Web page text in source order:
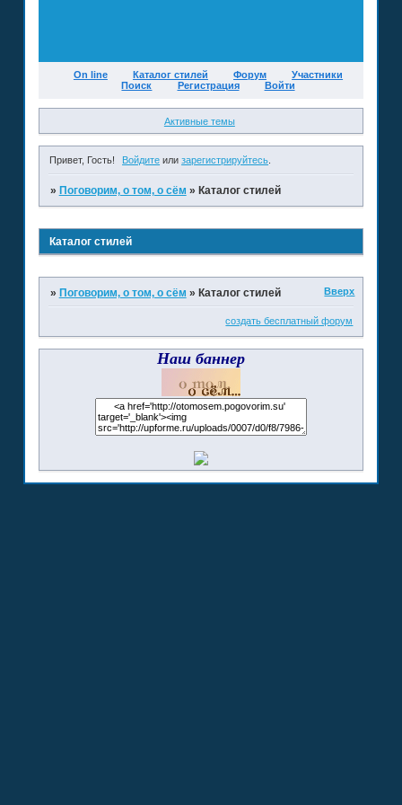
On line Каталог стилей Форум
Участники
Поиск
Регистрация Войти
Активные темы
Привет, Гость! Войдите илизарегистрируйтесь
» Поговорим, о том, о сём » Каталог стилей
Каталог стилей
» Поговорим, о том, о сём » Каталог стилей Вверх
создать бесплатный форум
Наш баннер